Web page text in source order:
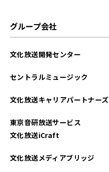
グループ会社
文化放送開発センター
セントラルミュージック
文化放送キャリアパートナーズ
東京音研放送サービス
文化放送iCraft
文化放送メディアブリッジ